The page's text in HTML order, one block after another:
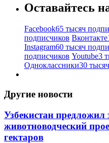
Оставайтесь
Facebook65 тысяч
подписчиков Вконтакте
Instagram60 тысяч
подписчиков Youtube3
Одноклассники30
Другие новости
Узбекистан предложил
животноводческий
гектаров